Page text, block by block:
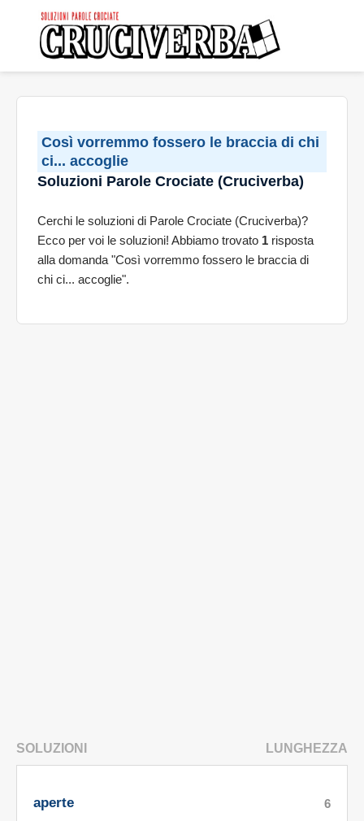
Così vorremmo fossero le braccia di chi
ci... accoglie
Soluzioni Parole Crociate (Cruciverba)
Cerchi le soluzioni di Parole Crociate (Cruciverba)?
Ecco per voi le soluzioni! Abbiamo trovato 1 risposta
alla domanda "Così vorremmo fossero le braccia di
chi ci... accoglie".
SOLUZIONI LUNGHEZZA
aperte 6